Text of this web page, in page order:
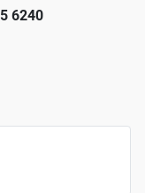
6240